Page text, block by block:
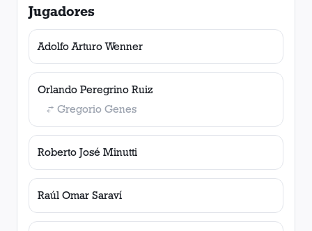
Jugadores
Adolfo Arturo Wenner
Orlando Peregrino Ruiz
Gregorio Genes
Roberto José Minutti
Raúl Omar Saraví